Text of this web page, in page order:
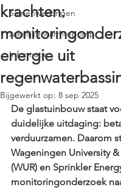
Samenwerkingen
zakelijke warmtepomp
Informatie
krachten:
energie uit
Bijgewerkt op: 8 sep 2025
De glastuinbouw staat
duidelijke uitdaging:
verduurzamen. Daarom
Wageningen University &
(WUR) en Sprinkler
monitoringonderzoek